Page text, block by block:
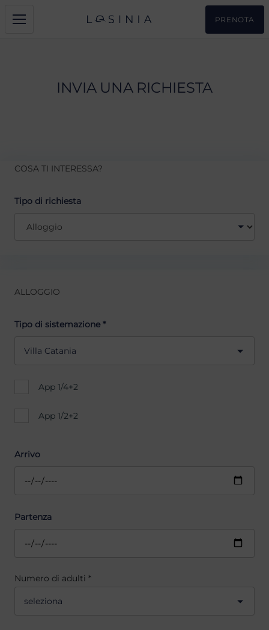
PRENOTA
INVIA UNA RICHIESTA
COSA TI INTERESSA?
Tipo di richiesta
ALLOGGIO
Tipo di sistemazione *
Villa Catania
App 1/4+2
App 1/2+2
Arrivo
Partenza
Numero di adulti *
seleziona